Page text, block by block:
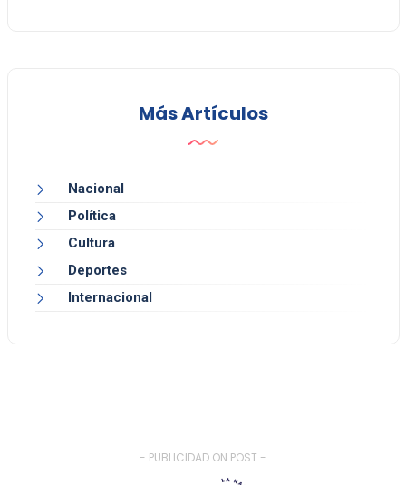
Más Artículos
Nacional
Política
Cultura
Deportes
Internacional
- PUBLICIDAD ON POST -